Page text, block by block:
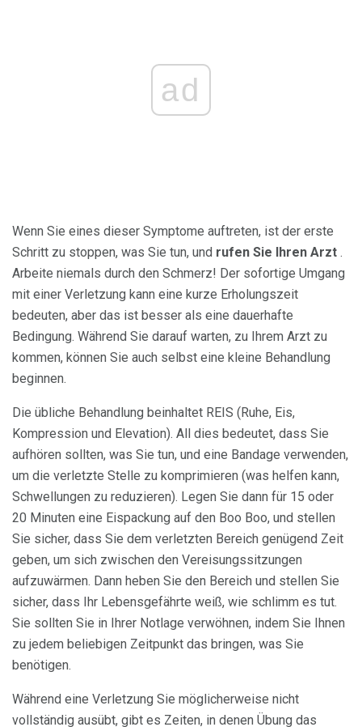
ad
Wenn Sie eines dieser Symptome auftreten, ist der erste
Schritt zu stoppen, was Sie tun, und rufen Sie Ihren Arzt .
Arbeite niemals durch den Schmerz! Der sofortige Umgang
mit einer Verletzung kann eine kurze Erholungszeit
bedeuten, aber das ist besser als eine dauerhafte
Bedingung. Während Sie darauf warten, zu Ihrem Arzt zu
kommen, können Sie auch selbst eine kleine Behandlung
beginnen.
Die übliche Behandlung beinhaltet REIS (Ruhe, Eis,
Kompression und Elevation). All dies bedeutet, dass Sie
aufhören sollten, was Sie tun, und eine Bandage verwenden,
um die verletzte Stelle zu komprimieren (was helfen kann,
Schwellungen zu reduzieren). Legen Sie dann für 15 oder
20 Minuten eine Eispackung auf den Boo Boo, und stellen
Sie sicher, dass Sie dem verletzten Bereich genügend Zeit
geben, um sich zwischen den Vereisungssitzungen
aufzuwärmen. Dann heben Sie den Bereich und stellen Sie
sicher, dass Ihr Lebensgefährte weiß, wie schlimm es tut.
Sie sollten Sie in Ihrer Notlage verwöhnen, indem Sie Ihnen
zu jedem beliebigen Zeitpunkt das bringen, was Sie
benötigen.
Während eine Verletzung Sie möglicherweise nicht
vollständig ausübt, gibt es Zeiten, in denen Übung das